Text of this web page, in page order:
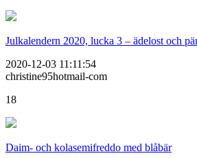
Julkalendern 2020, lucka 3 – ädelost och
2020-12-03 11:11:54
christine95hotmail-com
18
Daim- och kolasemifreddo med blåbär